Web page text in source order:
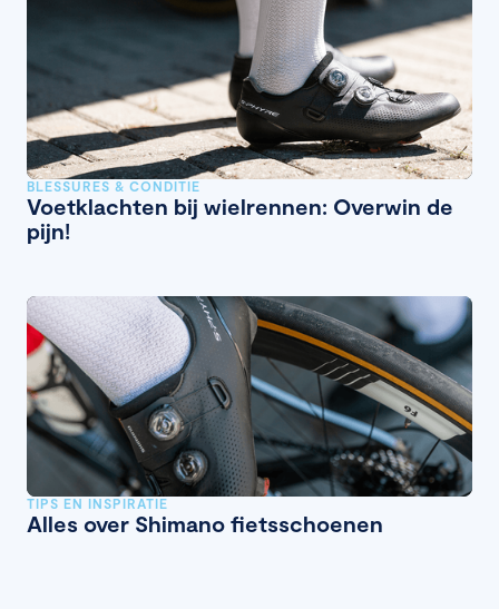
BLESSURES & CONDITIE
Voetklachten bij wielrennen: Overwin de
pijn!
TIPS EN INSPIRATIE
Alles over Shimano fietsschoenen